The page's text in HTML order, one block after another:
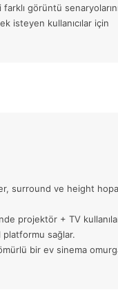
görüntü senaryolarını
isteyen kullanıcılar için
surround ve height
projektör + TV
platformu sağlar.
bir ev sinema